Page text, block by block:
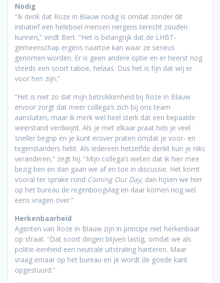
Nodig
“Ik denk dat Roze in Blauw nodig is omdat zonder dit
initiatief een heleboel mensen nergens terecht zouden
kunnen,” vindt Bert. “Het is belangrijk dat de LHBT-
gemeenschap ergens naartoe kan waar ze serieus
genomen worden. Er is geen andere optie en er heerst nog
steeds een soort taboe, helaas. Dus het is fijn dat wij er
voor hen zijn.”
“Het is niet zo dat mijn betrokkenheid bij Roze in Blauw
ervoor zorgt dat meer collega’s zich bij ons team
aansluiten, maar ik merk wel heel sterk dat een bepaalde
weerstand verdwijnt. Als je met elkaar praat heb je veel
sneller begrip en je kunt erover praten omdat je voor- en
tegenstanders hebt. Als iedereen hetzelfde denkt kun je niks
veranderen,” zegt hij. “Mijn collega’s weten dat ik hier mee
bezig ben en dan gaan we af en toe in discussie. Het komt
vooral ter sprake rond Coming Out Day, dan hijsen we hier
op het bureau de regenboogvlag en daar komen nog wel
eens vragen over.”
Herkenbaarheid
Agenten van Roze in Blauw zijn in principe niet herkenbaar
op straat. “Dat soort dingen blijven lastig, omdat we als
politie-eenheid een neutrale uitstraling hanteren. Maar
vraag ernaar op het bureau en je wordt de goede kant
opgestuurd.”